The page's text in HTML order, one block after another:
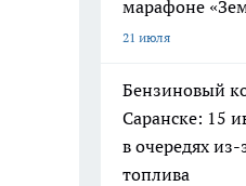
марафоне
21 июля
Бензиновый
Саранске: 15
в очередях
топлива